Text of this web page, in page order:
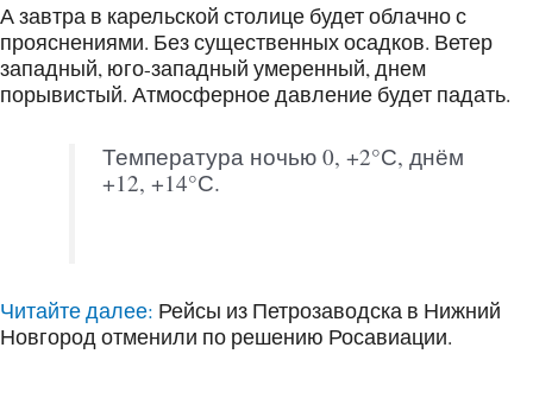
А завтра в карельской столице будет облачно с
прояснениями. Без существенных осадков. Ветер
западный, юго-западный умеренный, днем
порывистый. Атмосферное давление будет падать.
Температура ночью 0, +2°С, днём
+12, +14°С.
Читайте далее: Рейсы из Петрозаводска в Нижний
Новгород отменили по решению Росавиации.